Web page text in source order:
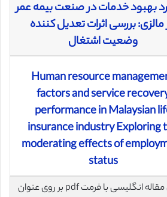
بهبود خدمات در صنعت بیمه عمر
بررسی اثرات تعدیل کننده
وضعیت اشتغال
Human resource
factors and service
performance in Malaysian
insurance industry Exploring
moderating effects of
status
برای دانلود رایگان مقاله انگلیسی با فرمت pdf بر روی عنوان